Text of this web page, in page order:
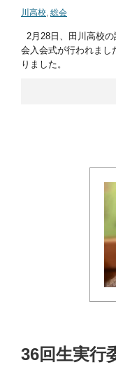
川高校, 総会
2月28日、田川高校
会入会式が行われまし
りました。
36回生実行